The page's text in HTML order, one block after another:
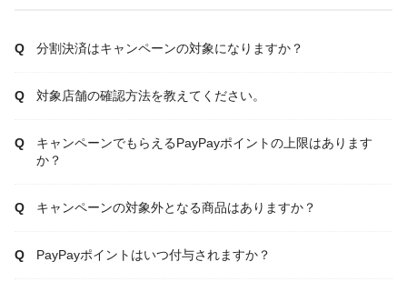
分割決済はキャンペーンの対象になりますか？
対象店舗の確認方法を教えてください。
キャンペーンでもらえるPayPayポイントの上限はあります
か？
キャンペーンの対象外となる商品はありますか？
PayPayポイントはいつ付与されますか？